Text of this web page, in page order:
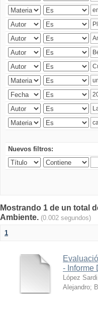
Nuevos filtros:
Mostrando 1 de un total
Ambiente. (0.002 segundos)
1
- Informe
López
Alejandro;